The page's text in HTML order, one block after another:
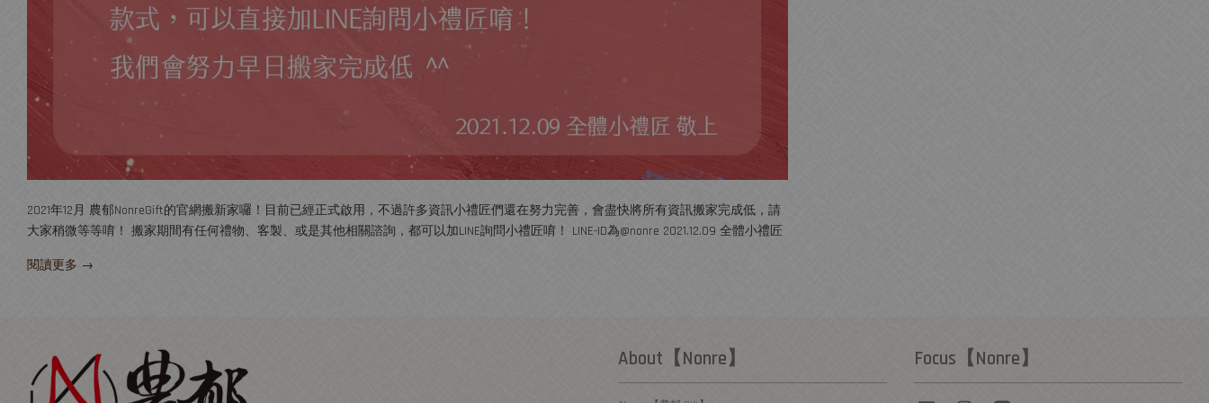
2021年12月 農郁NonreGift的官網搬新家囉！目前已經正式啟用，不過許多資訊小禮匠們還在努力完善，會盡快將所有資訊搬家完成低，請
大家稍微等等唷！ 搬家期間有任何禮物、客製、或是其他相關諮詢，都可以加LINE詢問小禮匠唷！ LINE-ID為@nonre 2021.12.09 全體小禮匠
閱讀更多 →
About【Nonre】 Focus【Nonre】